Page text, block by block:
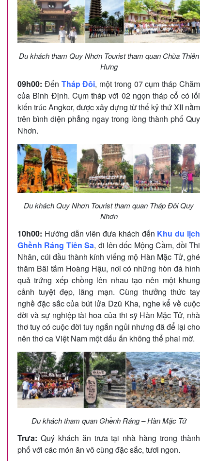
Du khách tham Quy Nhơn Tourist tham quan Chùa Thiên
Hưng
09h00: Đến Tháp Đôi, một trong 07 cụm tháp Chăm
của Bình Định. Cụm tháp với 02 ngọn tháp cổ có lối
kiến trúc Angkor, được xây dựng từ thế kỷ thứ XII nằm
trên bình diện phẳng ngay trong lòng thành phố Quy
Nhơn.
Du khách Quy Nhơn Tourist tham quan Tháp Đôi Quy
Nhơn
10h00: Hướng dẫn viên đưa khách đến Khu du lịch
Ghềnh Ráng Tiên Sa, đi lên dốc Mộng Cầm, đồi Thi
Nhân, cúi đầu thành kính viếng mộ Hàn Mặc Tử, ghé
thăm Bãi tắm Hoàng Hậu, nơi có những hòn đá hình
quả trứng xếp chồng lên nhau tạo nên một khung
cảnh tuyệt đẹp, lãng mạn. Cùng thưởng thức tay
nghề đặc sắc của bút lửa Dzũ Kha, nghe kể về cuộc
đời và sự nghiệp tài hoa của thi sỹ Hàn Mặc Tử, nhà
thơ tuy có cuộc đời tuy ngắn ngủi nhưng đã để lại cho
nên thơ ca Việt Nam một dấu ấn không thể phai mờ.
Du khách tham quan Ghềnh Ráng – Hàn Mặc Tử
Trưa: Quý khách ăn trưa tại nhà hàng trong thành
phố với các món ăn vô cùng đặc sắc, tươi ngon.